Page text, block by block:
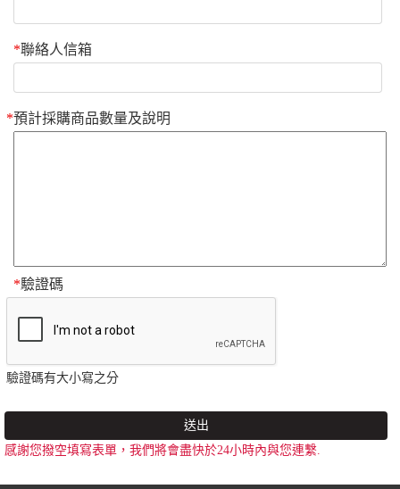
*聯絡人信箱
*預計採購商品數量及說明
*驗證碼
驗證碼有大小寫之分
送出
感謝您撥空填寫表單，我們將會盡快於24小時內與您連繫.